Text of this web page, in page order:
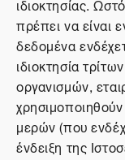
πρέπει να είναι
δεδομένα
ιδιοκτησία
οργανισμών,
μερών (που
ένδειξη της